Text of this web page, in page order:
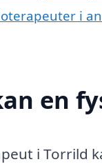
i
en
i Torrild